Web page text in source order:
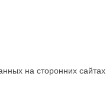
на сторонних сайтах.